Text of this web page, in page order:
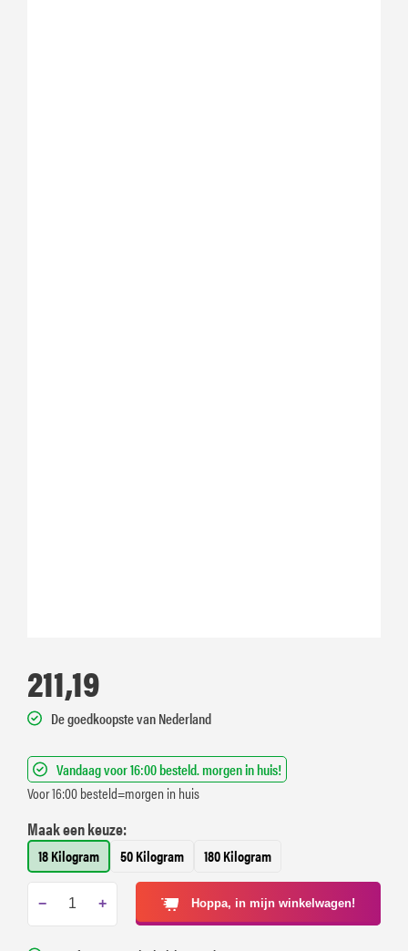
211,19
De goedkoopste van Nederland
Vandaag voor 16:00 besteld. morgen in huis!
Voor 16:00 besteld=morgen in huis
Maak een keuze:
18 Kilogram 50 Kilogram 180 Kilogram
− + Hoppa, in mijn winkelwagen!